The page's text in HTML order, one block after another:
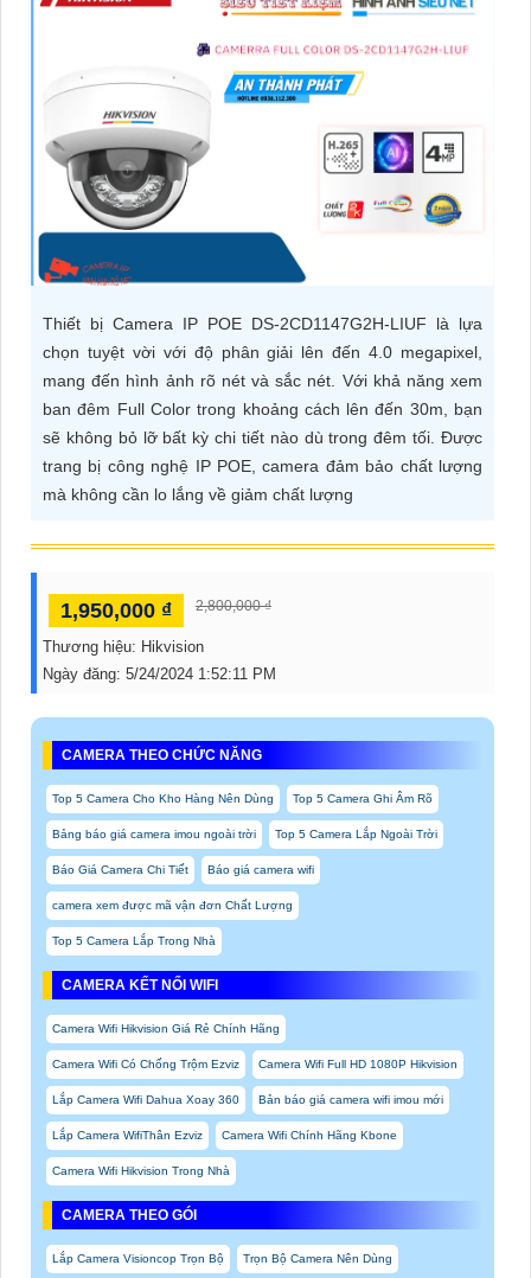
ĐẶT
KIỆN
CAMERA
TƯ
DỊCH
VỤ
Thiết bị Camera IP POE DS-2CD1147G2H-LIUF là lựa
chọn tuyệt vời với độ phân giải lên đến 4.0 megapixel,
mang đến hình ảnh rõ nét và sắc nét. Với khả năng xem
ban đêm Full Color trong khoảng cách lên đến 30m, bạn
sẽ không bỏ lỡ bất kỳ chi tiết nào dù trong đêm tối. Được
trang bị công nghệ IP POE, camera đảm bảo chất lượng
mà không cần lo lắng về giảm chất lượng
1,950,000 ₫ 2,800,000 ₫
Thương hiệu: Hikvision
Ngày đăng: 5/24/2024 1:52:11 PM
CAMERA THEO CHỨC NĂNG
Top 5 Camera Cho Kho Hàng Nên Dùng Top 5 Camera Ghi Âm Rõ
Bảng báo giá camera imou ngoài trời Top 5 Camera Lắp Ngoài Trời
Báo Giá Camera Chi Tiết Báo giá camera wifi
camera xem được mã vận đơn Chất Lượng
Top 5 Camera Lắp Trong Nhà
CAMERA KẾT NỐI WIFI
Camera Wifi Hikvision Giá Rẻ Chính Hãng
Camera Wifi Có Chống Trộm Ezviz Camera Wifi Full HD 1080P Hikvision
Lắp Camera Wifi Dahua Xoay 360 Bản báo giá camera wifi imou mới
Lắp Camera WifiThân Ezviz Camera Wifi Chính Hãng Kbone
Camera Wifi Hikvision Trong Nhà
CAMERA THEO GÓI
Lắp Camera Visioncop Trọn Bộ Trọn Bộ Camera Nên Dùng